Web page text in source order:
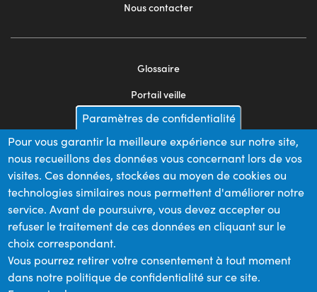
Nous contacter
2
Glossaire
Portail veille
Mentions légales
Appels d'offres
Plan du site
Nos financeurs
Membre du
Paramètres de confidentialité
Pour vous garantir la meilleure expérience sur notre site,
nous recueillons des données vous concernant lors de vos
visites. Ces données, stockées au moyen de cookies ou
technologies similaires nous permettent d'améliorer notre
service. Avant de poursuivre, vous devez accepter ou
refuser le traitement de ces données en cliquant sur le
choix correspondant.
Vous pourrez retirer votre consentement à tout moment
dans notre politique de confidentialité sur ce site.